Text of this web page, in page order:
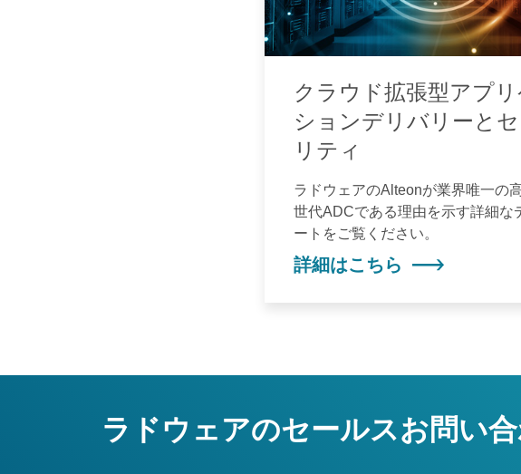
クラウド拡張型アプリ
ションデリバリーとセ
リティ
ラドウェアのAlteonが業界唯一の
世代ADCである理由を示す詳細な
ートをご覧ください。
詳細はこちら
ラドウェアのセールスお問い